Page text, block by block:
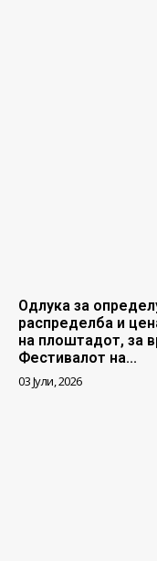
Одлука за
распределба и
на плоштадот, за
Фестивалот на...
03 Јули, 2026